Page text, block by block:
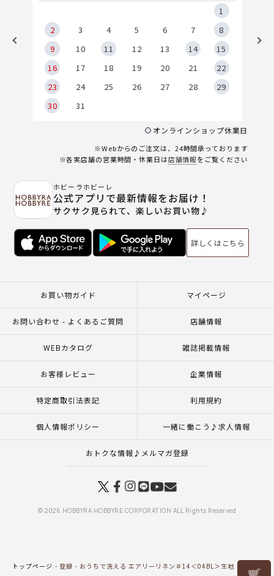
1
2
3 4 5 6 7
8
9
10 11 12 13 14
15
16
17 18 19 20 21
22
23
24 25 26 27 28
29
30
31
オンラインショップ休業日
※Webからのご注文は、24時間承っております
※各実店舗の営業時間・休業日は店舗情報をご覧ください
ホビーラホビーレ
公式アプリで最新情報をお届け！
サクサク見られて、楽しいお買い物♪
詳しくはこちら
お買い物ガイド マイページ
お問い合わせ - よくあるご質問 店舗情報
WEBカタログ 雑誌掲載情報
お客様レビュー 企業情報
特定商取引法表記 利用規約
個人情報ポリシー 一緒に働こう♪求人情報
おトクな情報♪メルマガ登録
© 2026 HOBBYRA HOBBYRE CORPORATION ALL Rights Reserved
トップページ 登録
おうちで洗える エアリーリネン＃14＜04BL＞生地